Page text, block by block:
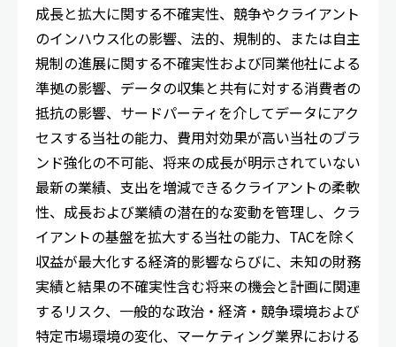
成長と拡大に関する不確実性、競争やクライアント
のインハウス化の影響、法的、規制的、または自主
規制の進展に関する不確実性および同業他社による
準拠の影響、データの収集と共有に対する消費者の
抵抗の影響、サードパーティを介してデータにアク
セスする当社の能力、費用対効果が高い当社のブラ
ンド強化の不可能、将来の成長が明示されていない
最新の業績、支出を増減できるクライアントの柔軟
性、成長および業績の潜在的な変動を管理し、クラ
イアントの基盤を拡大する当社の能力、TACを除く
収益が最大化する経済的影響ならびに、未知の財務
実績と結果の不確実性含む将来の機会と計画に関連
するリスク、一般的な政治・経済・競争環境および
特定市場環境の変化、マーケティング業界における